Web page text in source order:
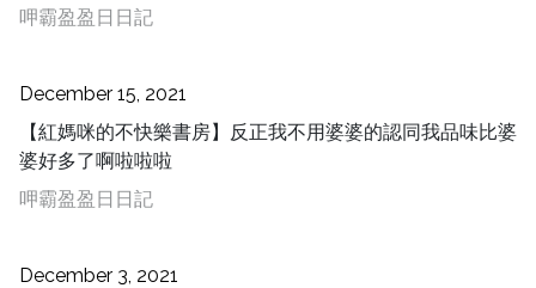
呷霸盈盈日日記
December 15, 2021
【紅媽咪的不快樂書房】反正我不用婆婆的認同我品味比婆
婆好多了啊啦啦啦
呷霸盈盈日日記
December 3, 2021